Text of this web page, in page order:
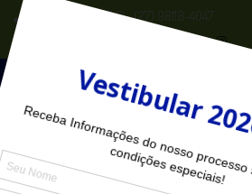
(27) 2102-6000 (27) 98118-4047
Seja Aluno